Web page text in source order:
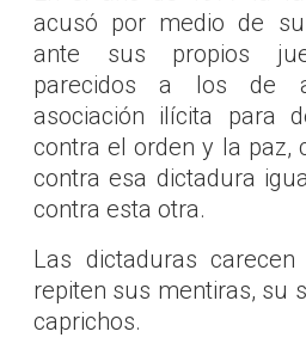
acusó por medio de
ante sus propios
parecidos a los de
asociación ilícita para
contra el orden y la paz,
contra esa dictadura
contra esta otra.
Las dictaduras
repiten sus mentiras, su
caprichos.